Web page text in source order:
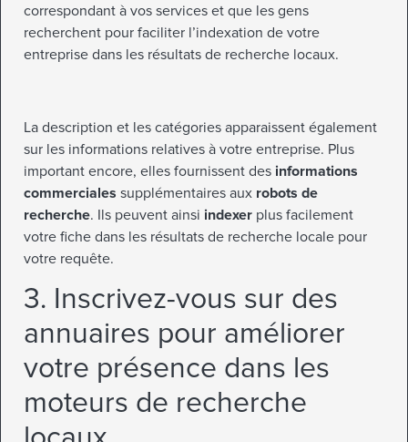
correspondant à vos services et que les gens
recherchent pour faciliter l’indexation de votre
entreprise dans les résultats de recherche locaux.
La description et les catégories apparaissent également
sur les informations relatives à votre entreprise. Plus
important encore, elles fournissent des informations
commerciales supplémentaires aux robots de
recherche. Ils peuvent ainsi indexer plus facilement
votre fiche dans les résultats de recherche locale pour
votre requête.
3. Inscrivez-vous sur des
annuaires pour améliorer
votre présence dans les
moteurs de recherche